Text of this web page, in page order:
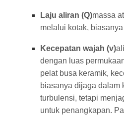
Laju aliran (Q)massa
melalui kotak,
Kecepatan wajah (v)
dengan luas
pelat busa keramik,
biasanya dijaga dalam
turbulensi, tetapi
untuk penangkapan.